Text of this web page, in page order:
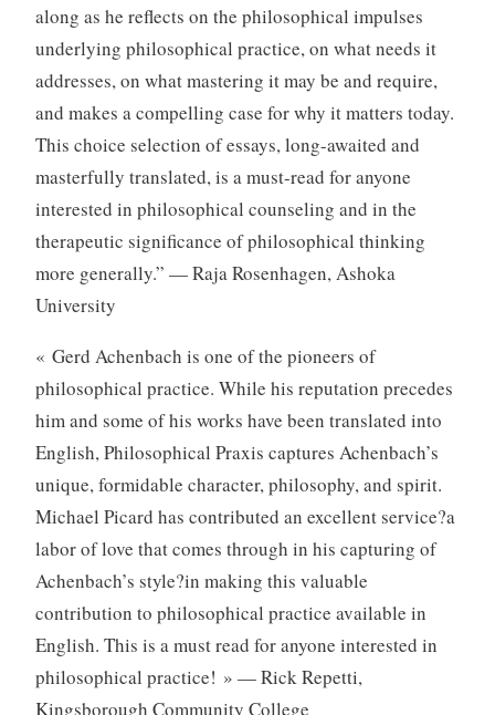
along as he reflects on the philosophical impulses
underlying philosophical practice, on what needs it
addresses, on what mastering it may be and require,
and makes a compelling case for why it matters today.
This choice selection of essays, long-awaited and
masterfully translated, is a must-read for anyone
interested in philosophical counseling and in the
therapeutic significance of philosophical thinking
more generally.” — Raja Rosenhagen, Ashoka
University
« Gerd Achenbach is one of the pioneers of
philosophical practice. While his reputation precedes
him and some of his works have been translated into
English, Philosophical Praxis captures Achenbach’s
unique, formidable character, philosophy, and spirit.
Michael Picard has contributed an excellent service?a
labor of love that comes through in his capturing of
Achenbach’s style?in making this valuable
contribution to philosophical practice available in
English. This is a must read for anyone interested in
philosophical practice! » — Rick Repetti,
Kingsborough Community College